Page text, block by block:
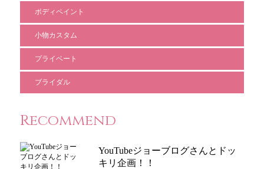
ボディペイント
小物カスタム
プライベート
ブライダル
Recommend
YouTubeジョーブログさんとドッ
キリ企画！！